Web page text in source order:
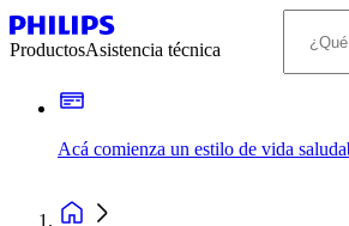
ProductosAsistencia técnica
Acá comienza un estilo de vida